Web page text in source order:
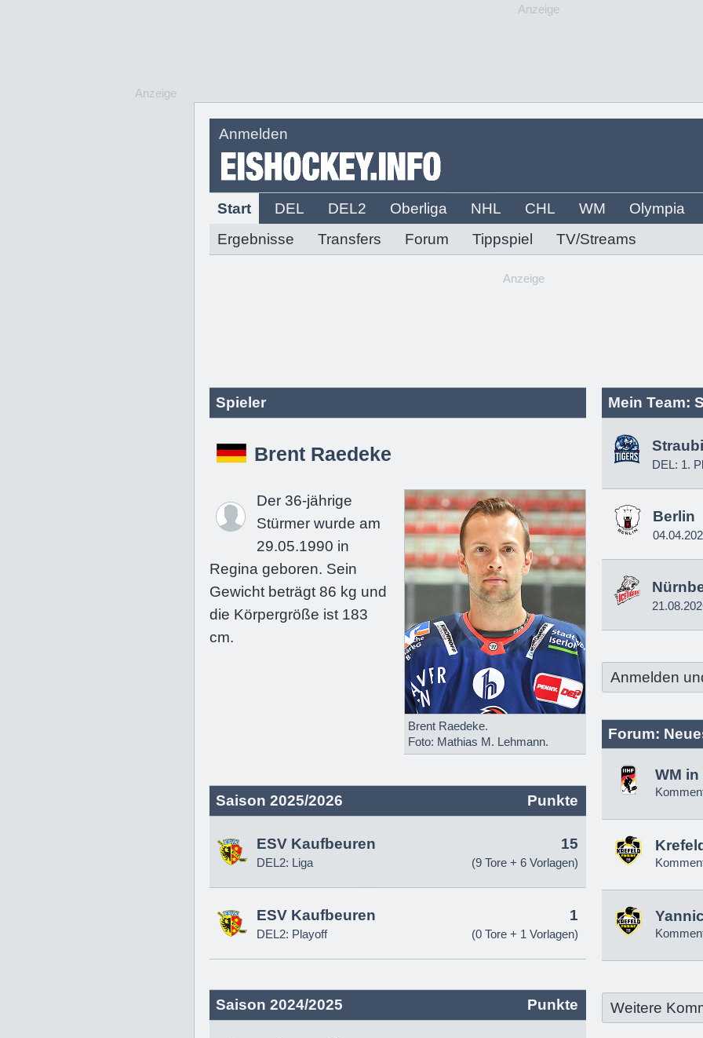
Anzeige
Anmelden
Start DEL DEL2 Oberliga NHL CHL WM
Olympia
Ergebnisse
Transfers Forum Tippspiel TV/Streams
Anzeige
Anzeige
Spieler
Brent Raedeke
Brent Raedeke.
Foto: Mathias M. Lehmann.
Der 36-jährige
Stürmer wurde am
29.05.1990 in
Regina geboren. Sein
Gewicht beträgt 86 kg und
die Körpergröße ist 183
cm.
Saison 2025/2026 Punkte
ESV Kaufbeuren
DEL2: Liga
15
(9 Tore + 6 Vorlagen)
ESV Kaufbeuren
DEL2: Playoff
1
(0 Tore + 1 Vorlagen)
Saison 2024/2025 Punkte
Mein Team:
DEL: 1.
Berlin
Anmelden
Forum:
WM
Weitere